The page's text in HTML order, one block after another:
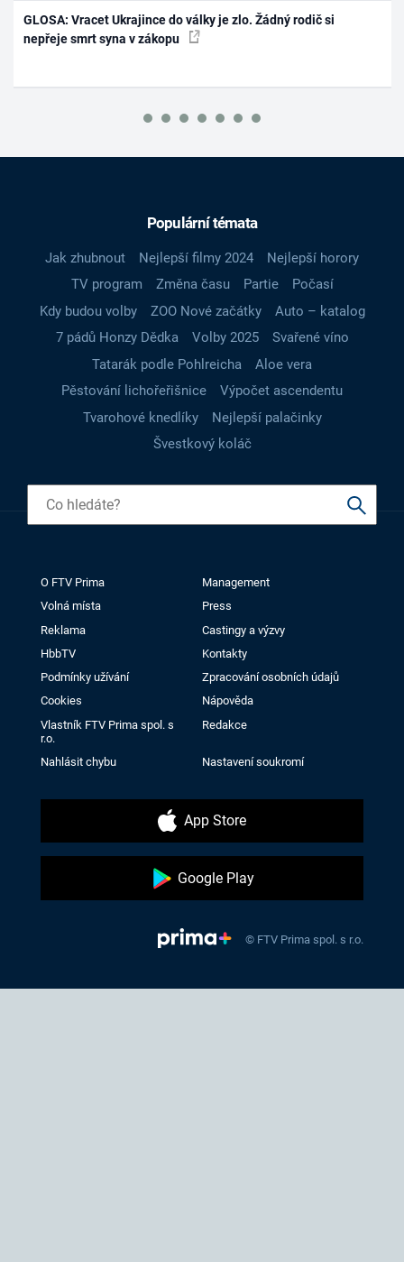
GLOSA: Vracet Ukrajince do války je zlo. Žádný rodič si
nepřeje smrt syna v zákopu
Populární témata
Jak zhubnout Nejlepší filmy 2024
Nejlepší horory
TV program
Změna času Partie
Počasí
Kdy budou volby
ZOO Nové začátky
Auto – katalog
7 pádů Honzy Dědka
Volby 2025
Svařené víno
Tatarák podle Pohlreicha
Aloe vera
Pěstování lichořeřišnice
Výpočet ascendentu
Tvarohové knedlíky
Nejlepší palačinky
Švestkový koláč
O FTV Prima
Management
Volná místa
Press
Reklama
Castingy a výzvy
HbbTV
Kontakty
Podmínky užívání
Zpracování osobních údajů
Cookies
Nápověda
Vlastník FTV Prima spol. s
r.o.
Redakce
Nahlásit chybu Nastavení soukromí
App Store
Google Play
© FTV Prima spol. s r.o.